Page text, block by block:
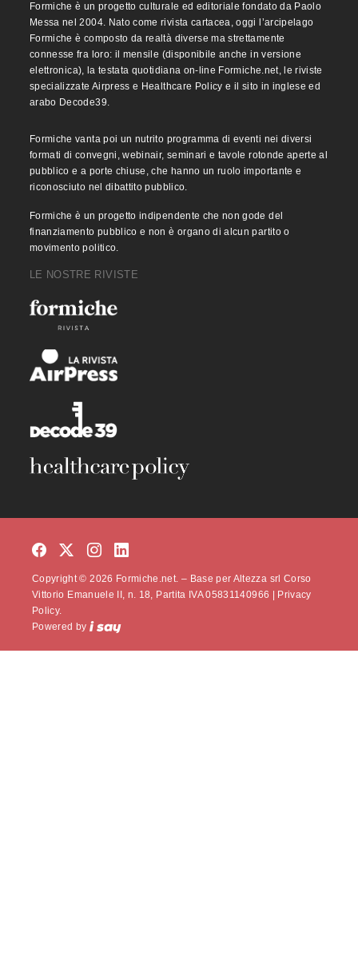
Formiche è un progetto culturale ed editoriale fondato da Paolo
Messa nel 2004. Nato come rivista cartacea, oggi l’arcipelago
Formiche è composto da realtà diverse ma strettamente
connesse fra loro: il mensile (disponibile anche in versione
elettronica), la testata quotidiana on-line Formiche.net, le riviste
specializzate Airpress e Healthcare Policy e il sito in inglese ed
arabo Decode39.
Formiche vanta poi un nutrito programma di eventi nei diversi
formati di convegni, webinair, seminari e tavole rotonde aperte al
pubblico e a porte chiuse, che hanno un ruolo importante e
riconosciuto nel dibattito pubblico.
Formiche è un progetto indipendente che non gode del
finanziamento pubblico e non è organo di alcun partito o
movimento politico.
LE NOSTRE RIVISTE
Copyright © 2026 Formiche.net. – Base per Altezza srl Corso
Vittorio Emanuele II, n. 18, Partita IVA 05831140966 |
Privacy
Policy.
Powered by